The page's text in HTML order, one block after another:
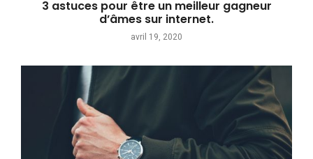
3 astuces pour être un meilleur gagneur
d’âmes sur internet.
avril 19, 2020